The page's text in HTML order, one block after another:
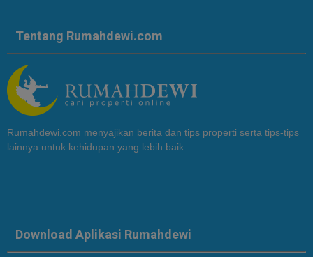
Tentang Rumahdewi.com
Rumahdewi.com menyajikan berita dan tips properti serta tips-tips
lainnya untuk kehidupan yang lebih baik
Download Aplikasi Rumahdewi